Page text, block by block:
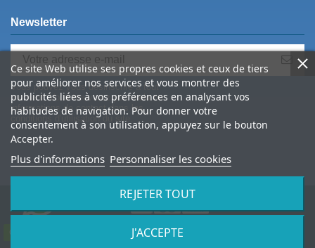
Ce site Web utilise ses propres cookies et ceux de tiers
pour améliorer nos services et vous montrer des
publicités liées à vos préférences en analysant vos
habitudes de navigation. Pour donner votre
consentement à son utilisation, appuyez sur le bouton
Accepter.
Plus d'informations Personnaliser les cookies
REJETER TOUT
J'ACCEPTE
Contactez-nous
Newsletter
Vous pouvez vous désinscrire à tout
moment. Vous trouverez pour cela nos
informations de contact dans les
conditions d'utilisation du site.
© 2026 Spine Archery – tous droits réservés